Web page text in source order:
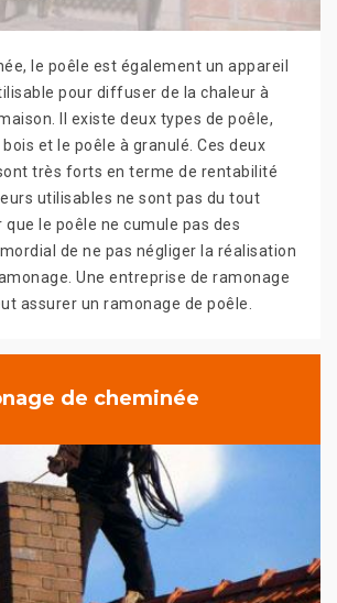
le poêle est également un appareil
pour diffuser de la chaleur à
Il existe deux types de poêle,
et le poêle à granulé. Ces deux
très forts en terme de rentabilité
utilisables ne sont pas du tout
que le poêle ne cumule pas des
de ne pas négliger la réalisation
Une entreprise de ramonage
assurer un ramonage de poêle.
de cheminée